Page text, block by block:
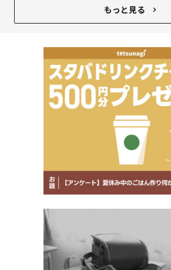
我が家ってましたようーーーー。笑
もっと見る